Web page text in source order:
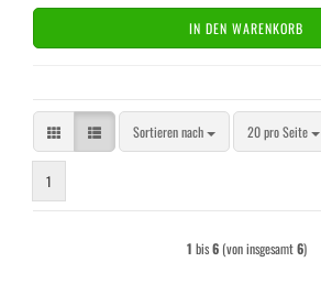
IN DEN WARENKORB
Sortieren nach
Sortieren nach 20 pro Seite
pro Seite
1
1 bis6(von insgesamt6)